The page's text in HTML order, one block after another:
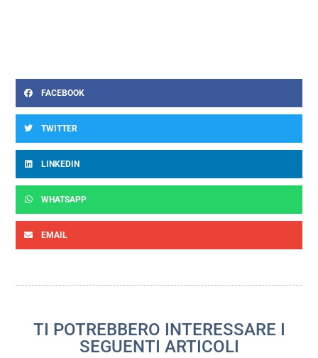
FACEBOOK
TWITTER
LINKEDIN
WHATSAPP
EMAIL
TI POTREBBERO INTERESSARE I
SEGUENTI ARTICOLI